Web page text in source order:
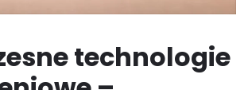
technologie